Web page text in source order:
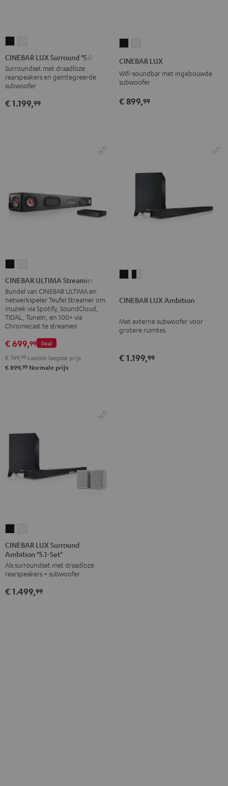
LUX
Surround
"5.0-
Set"
Zwart
LUX
Surround
"5.0-
Set"
Wit
CINEBAR LUX Surround "5.0-Set"
Surroundset met draadloze
rearspeakers en geïntegreerde
subwoofer
€ 1.199,99
CINEBAR LUX
Wifi-soundbar met ingebouwde
subwoofer
€ 899,99
ULTIMA
Streaming
Zwart
ULTIMA
Streaming
Wit
CINEBAR ULTIMA Streaming
Bundel van CINEBAR ULTIMA en
netwerkspeler Teufel Streamer om
muziek via Spotify, SoundCloud,
TIDAL, TuneIn, en 100+ via
Chromecast te streamen
Deal
€ 699,99
€ 749, 99 Laatste laagste prijs
€ 899,99 Normale prijs
AmbitionAmbition
CINEBAR LUX Ambition
Met externe subwoofer voor
grotere ruimtes
€ 1.199,99
LUX
Surround
Ambition
"5.1-
Set"
LUX
Surround
Ambition
"5.1-
Set"
CINEBAR LUX Surround
Ambition "5.1-Set"
Als surroundset met draadloze
rearspeakers + subwoofer
€ 1.499,99